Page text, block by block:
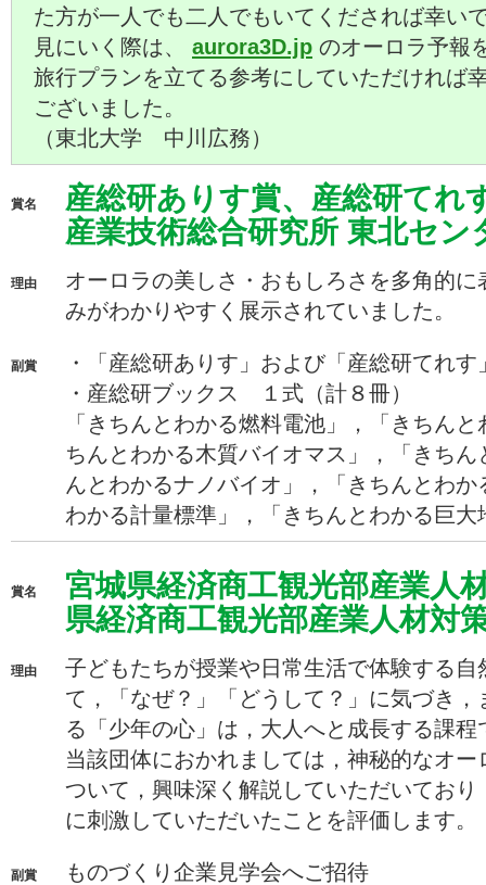
た方が一人でも二人でもいてくだされば幸い
見にいく際は、 aurora3D.jp のオーロラ予報
旅行プランを立てる参考にしていただければ
ございました。
（東北大学 中川広務）
賞名
産総研ありす賞、産総研てれ
産業技術総合研究所 東北セン
理由
オーロラの美しさ・おもしろさを多角的
みがわかりやすく展示されていました。
副賞
・「産総研ありす」および「産総研てれ
・産総研ブックス １式（計８冊）
「きちんとわかる燃料電池」，「きちん
ちんとわかる木質バイオマス」，「きち
んとわかるナノバイオ」，「きちんとわ
わかる計量標準」，「きちんとわかる巨大
賞名
宮城県経済商工観光部産業人
県経済商工観光部産業人材
理由
子どもたちが授業や日常生活で体験する
て，「なぜ？」「どうして？」に気づき
る「少年の心」は，大人へと成長する課
当該団体におかれましては，神秘的なオ
ついて，興味深く解説していただいてお
に刺激していただいたことを評価します。
副賞 ものづくり企業見学会へご招待